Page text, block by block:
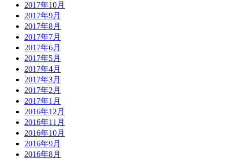
2017年10月
2017年9月
2017年8月
2017年7月
2017年6月
2017年5月
2017年4月
2017年3月
2017年2月
2017年1月
2016年12月
2016年11月
2016年10月
2016年9月
2016年8月